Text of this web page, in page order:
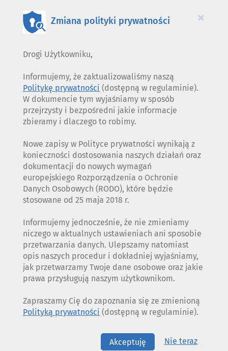
×
Zmiana polityki prywatności
Drogi Użytkowniku,
Informujemy, że zaktualizowaliśmy naszą
Politykę prywatności (dostępną w regulaminie).
W dokumencie tym wyjaśniamy w sposób
przejrzysty i bezpośredni jakie informacje
zbieramy i dlaczego to robimy.
Nowe zapisy w Polityce prywatności wynikają z
konieczności dostosowania naszych działań oraz
dokumentacji do nowych wymagań
europejskiego Rozporządzenia o Ochronie
Danych Osobowych (RODO), które będzie
stosowane od 25 maja 2018 r.
Informujemy jednocześnie, że nie zmieniamy
niczego w aktualnych ustawieniach ani sposobie
przetwarzania danych. Ulepszamy natomiast
opis naszych procedur i dokładniej wyjaśniamy,
jak przetwarzamy Twoje dane osobowe oraz jakie
prawa przysługują naszym użytkownikom.
Zapraszamy Cię do zapoznania się ze zmienioną
Polityką prywatności (dostępną w regulaminie).
Akceptuję Nie teraz